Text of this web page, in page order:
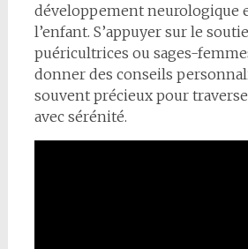
développement neurologique
l’enfant. S’appuyer sur le
puéricultrices ou sages-
donner des conseils
souvent précieux pour
avec sérénité.